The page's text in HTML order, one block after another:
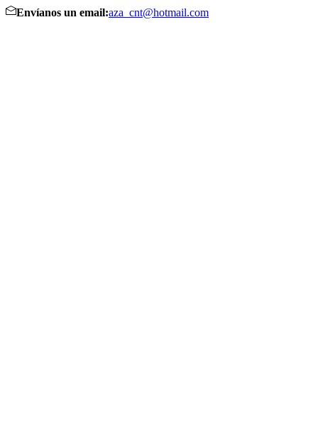
Envíanos un email:aza_cnt@hotmail.com